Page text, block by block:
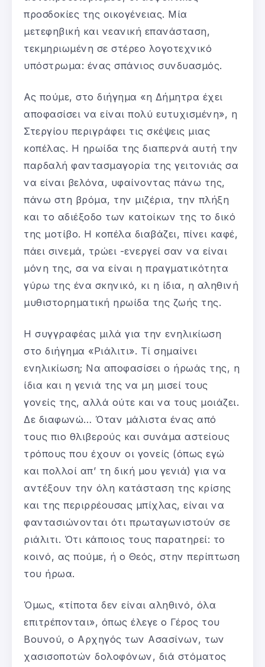
προσδοκίες της οικογένειας. Μία
μετεφηβική και νεανική επανάσταση,
τεκμηριωμένη σε στέρεο λογοτεχνικό
υπόστρωμα: ένας σπάνιος συνδυασμός.
Ας πούμε, στο διήγημα «η Δήμητρα έχει
αποφασίσει να είναι πολύ ευτυχισμένη», η
Στεργίου περιγράφει τις σκέψεις μιας
κοπέλας. Η ηρωίδα της διαπερνά αυτή την
παρδαλή φαντασμαγορία της γειτονιάς σα
να είναι βελόνα, υφαίνοντας πάνω της,
πάνω στη βρόμα, την μιζέρια, την πλήξη
και το αδιέξοδο των κατοίκων της το δικό
της μοτίβο. Η κοπέλα διαβάζει, πίνει καφέ,
πάει σινεμά, τρώει -ενεργεί σαν να είναι
μόνη της, σα να είναι η πραγματικότητα
γύρω της ένα σκηνικό, κι η ίδια, η αληθινή
μυθιστορηματική ηρωίδα της ζωής της.
Η συγγραφέας μιλά για την ενηλικίωση
στο διήγημα «Ριάλιτι». Τί σημαίνει
ενηλικίωση; Να αποφασίσει ο ήρωάς της, η
ίδια και η γενιά της να μη μισεί τους
γονείς της, αλλά ούτε και να τους μοιάζει.
Δε διαφωνώ… Όταν μάλιστα ένας από
τους πιο θλιβερούς και συνάμα αστείους
τρόπους που έχουν οι γονείς (όπως εγώ
και πολλοί απ’ τη δική μου γενιά) για να
αντέξουν την όλη κατάσταση της κρίσης
και της περιρρέουσας μπίχλας, είναι να
φαντασιώνονται ότι πρωταγωνιστούν σε
ριάλιτι. Ότι κάποιος τους παρατηρεί: το
κοινό, ας πούμε, ή ο Θεός, στην περίπτωση
του ήρωα.
Όμως, «τίποτα δεν είναι αληθινό, όλα
επιτρέπονται», όπως έλεγε ο Γέρος του
Βουνού, ο Αρχηγός των Ασασίνων, των
χασισοποτών δολοφόνων, διά στόματος